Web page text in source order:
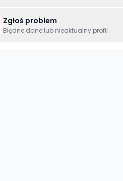
Zgłoś problem
Błędne dane lub nieaktualny profil